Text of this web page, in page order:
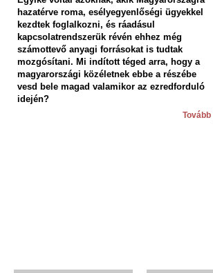
hazatérve roma, esélyegyenlőségi ügyekkel
kezdtek foglalkozni, és ráadásul
kapcsolatrendszerük révén ehhez még
számottevő anyagi forrásokat is tudtak
mozgósítani. Mi indított téged arra, hogy a
magyarországi közéletnek ebbe a részébe
vesd bele magad valamikor az ezredforduló
idején?
Tovább